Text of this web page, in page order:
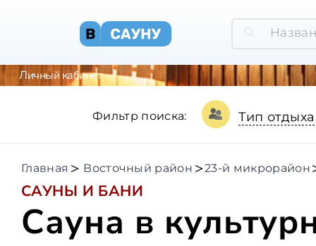
Личный кабинет
Фильтр поиска: Тип отдыха
Главная Восточный район 23-й микрорайон
САУНЫ И БАНИ
Сауна в